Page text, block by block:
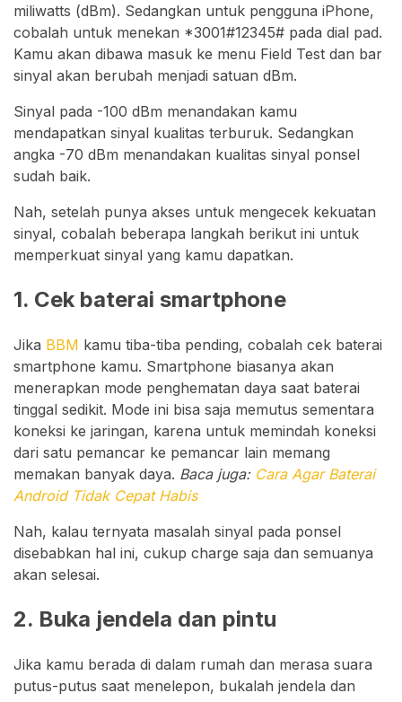
miliwatts (dBm). Sedangkan untuk pengguna iPhone,
cobalah untuk menekan *3001#12345# pada dial pad.
Kamu akan dibawa masuk ke menu Field Test dan bar
sinyal akan berubah menjadi satuan dBm.
Sinyal pada -100 dBm menandakan kamu
mendapatkan sinyal kualitas terburuk. Sedangkan
angka -70 dBm menandakan kualitas sinyal ponsel
sudah baik.
Nah, setelah punya akses untuk mengecek kekuatan
sinyal, cobalah beberapa langkah berikut ini untuk
memperkuat sinyal yang kamu dapatkan.
1. Cek baterai smartphone
Jika BBM kamu tiba-tiba pending, cobalah cek baterai
smartphone kamu. Smartphone biasanya akan
menerapkan mode penghematan daya saat baterai
tinggal sedikit. Mode ini bisa saja memutus sementara
koneksi ke jaringan, karena untuk memindah koneksi
dari satu pemancar ke pemancar lain memang
memakan banyak daya. Baca juga: Cara Agar Baterai
Android Tidak Cepat Habis
Nah, kalau ternyata masalah sinyal pada ponsel
disebabkan hal ini, cukup charge saja dan semuanya
akan selesai.
2. Buka jendela dan pintu
Jika kamu berada di dalam rumah dan merasa suara
putus-putus saat menelepon, bukalah jendela dan